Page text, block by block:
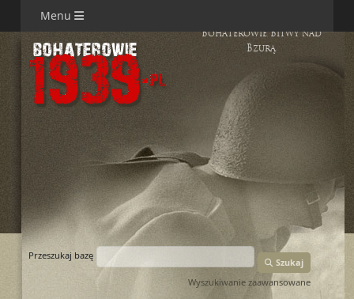
Menu
Bohaterowie Bitwy nad
Bzurą
Przeszukaj bazę
Szukaj
Wyszukiwanie zaawansowane